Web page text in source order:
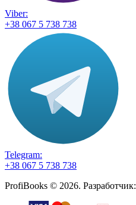
Viber:
+38 067 5 738 738
Telegram:
+38 067 5 738 738
ProfiBooks © 2026. Разработчик: